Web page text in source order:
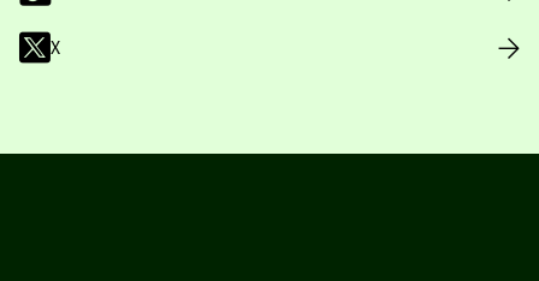
X